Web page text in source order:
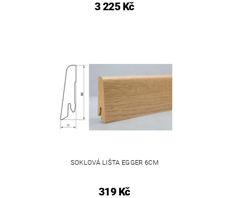
3 225 Kč
SOKLOVÁ LIŠTA EGGER 6CM
319 Kč